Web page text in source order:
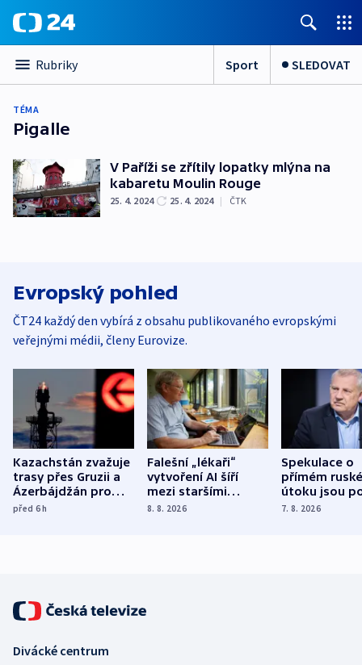
Rubriky Sport SLEDOVAT
TÉMA
Pigalle
V Paříži se zřítily lopatky mlýna na
kabaretu Moulin Rouge
25. 4. 2024 25. 4. 2024 | ČTK
Evropský pohled
ČT24 každý den vybírá z obsahu publikovaného evropskými
veřejnými médii, členy Eurovize.
Kazachstán zvažuje
trasy přes Gruzii a
Ázerbájdžán pro
vývoz ropy do
před 6h
Falešní „lékaři“
vytvoření AI šíří
mezi staršími
Poláky nebezpečné
8. 8. 2026
Spekulace o
přímém
útoku jsou
míní
7. 8. 2026
Divácké centrum